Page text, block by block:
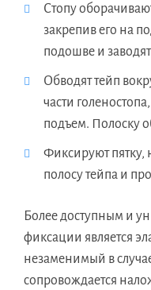
Стопу
закрепив его на
подошве и
Обводят тейп
части
подъем. Полоску
Фиксируют пятку,
полосу тейпа и
Более доступным и
фиксации является
незаменимый в
сопровождается